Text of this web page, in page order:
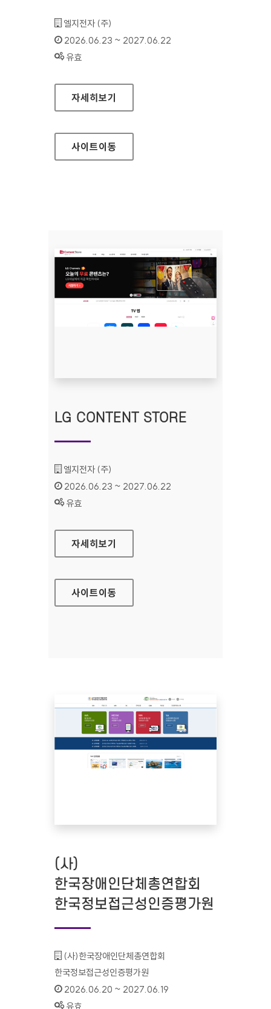
기관명 :
엘지전자 (주)
인증기간 :
2026.06.23 ~ 2027.06.22
상태 :
유효
LG CONTENT STORE(모바일웹)
자세히보기
사이트이동
LG CONTENT STORE
기관명 :
엘지전자 (주)
인증기간 :
2026.06.23 ~ 2027.06.22
상태 :
유효
LG CONTENT STORE
자세히보기
사이트이동
(사)
한국장애인단체총연합회
한국정보접근성인증평가원
기관명 :
(사)한국장애인단체총연합회
한국정보접근성인증평가원
인증기간 :
2026.06.20 ~ 2027.06.19
상태 :
유효